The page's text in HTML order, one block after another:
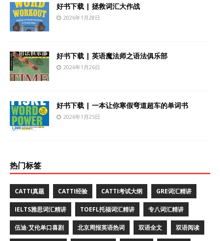
好书下载 | 拯救词汇大作战
2026年1月28日
好书下载 | 英语魔法师之语法俱乐部
2026年1月26日
好书下载 | 一本让你寒假弯道超车的单词书
2026年1月25日
热门标签
CATTI真题 CATTI经验 CATTI考试大纲 GRE词汇精讲
IELTS雅思词汇精讲 TOEFL托福词汇精讲 专八词汇精讲
伍迪·艾伦单口喜剧 北京周报英语热词 双语全文 双语阅读